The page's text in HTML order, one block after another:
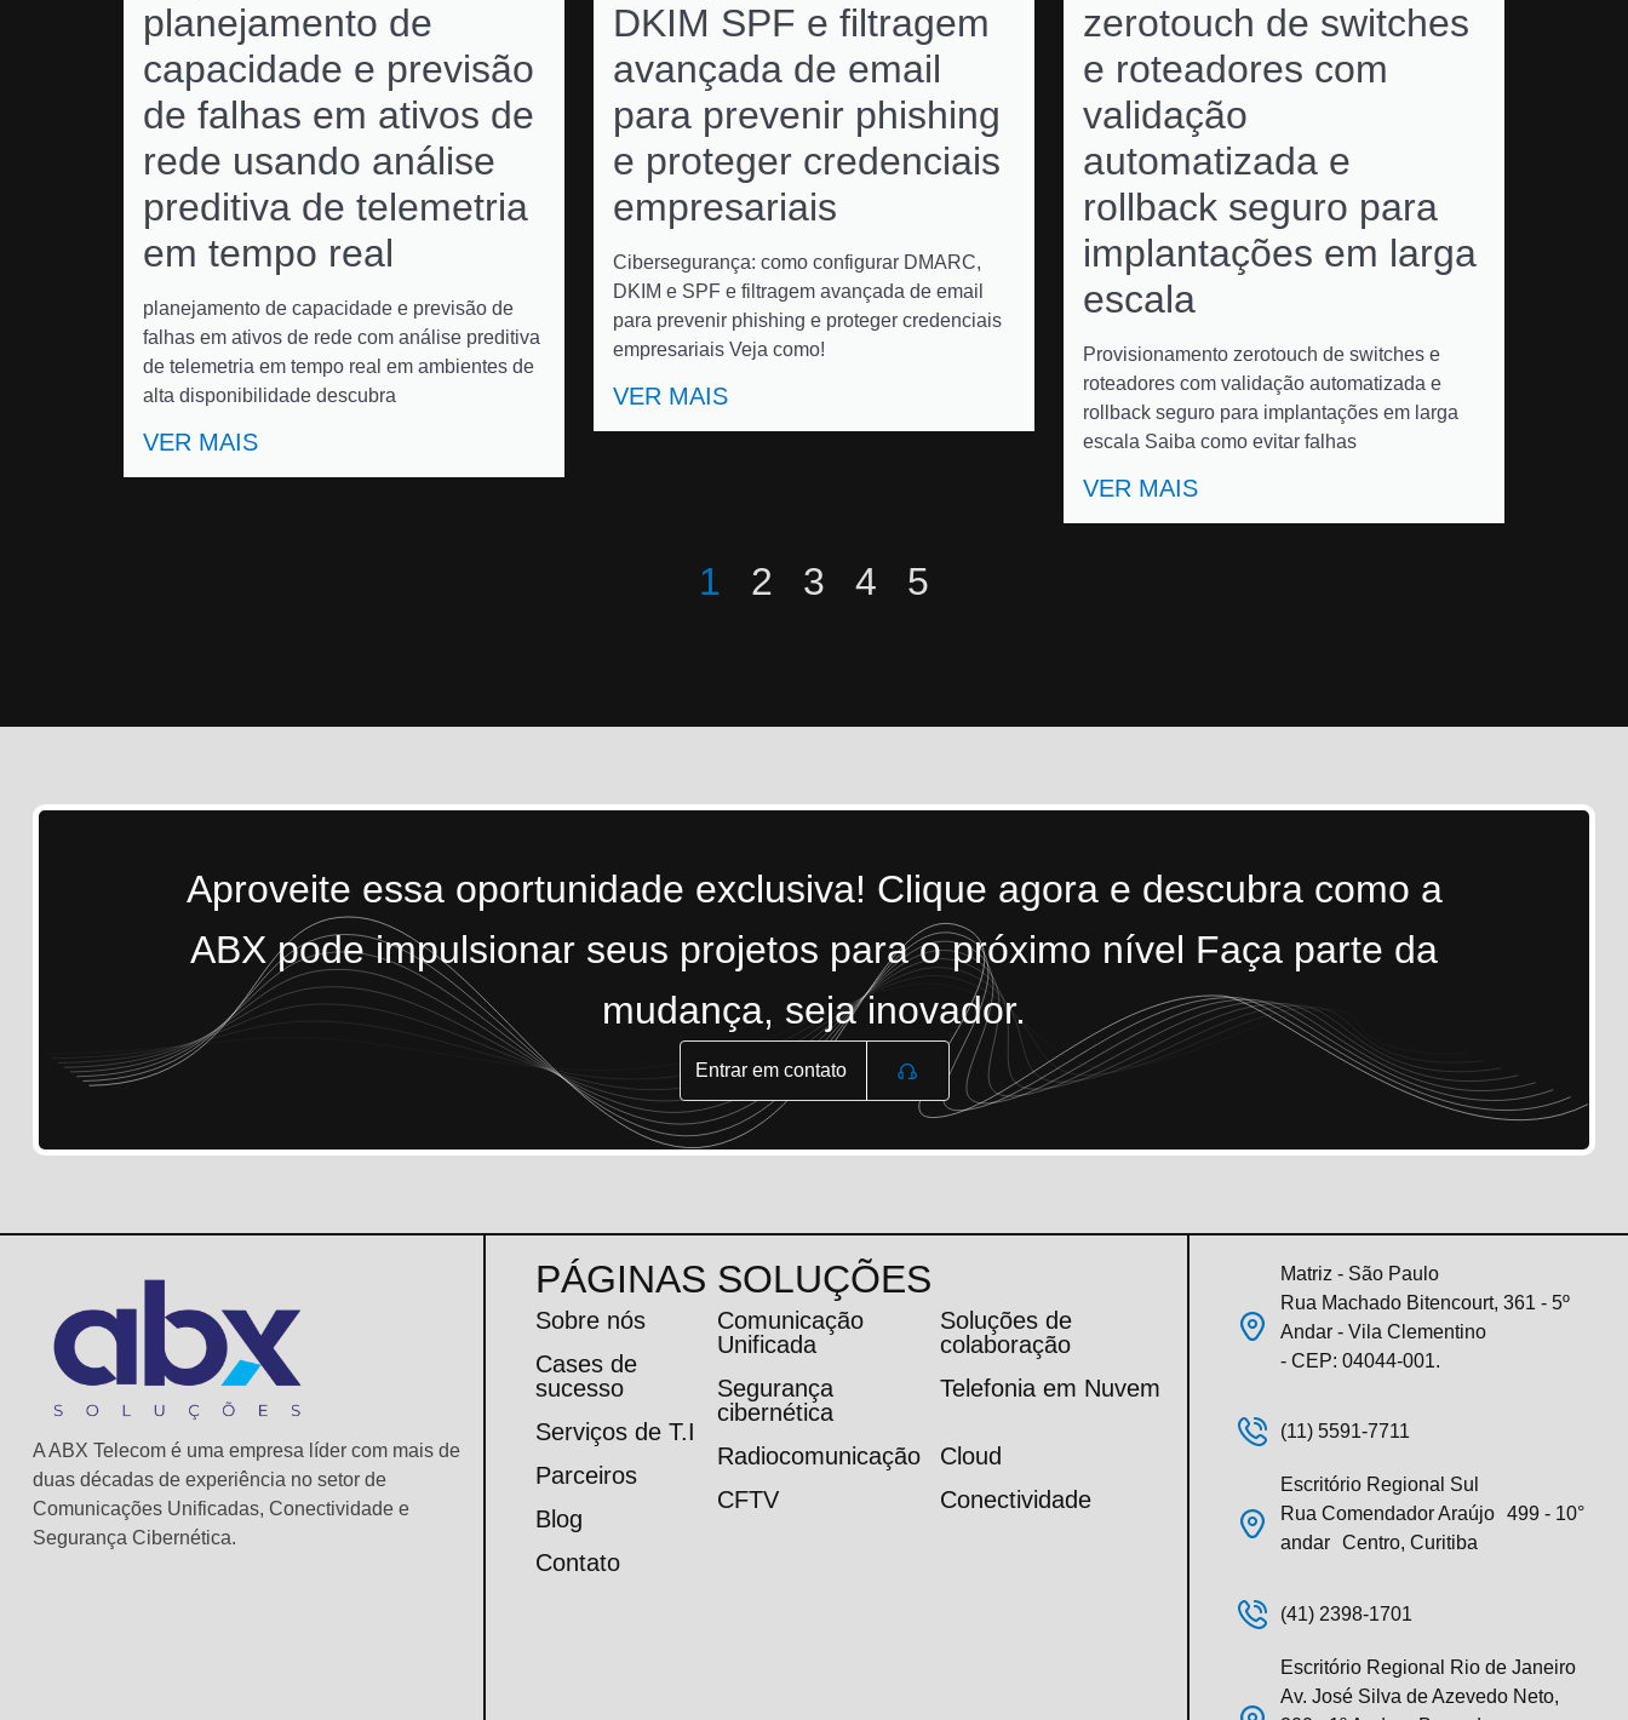
planejamento de
capacidade e previsão
de falhas em ativos de
rede usando análise
preditiva de telemetria
em tempo real
planejamento de capacidade e previsão de
falhas em ativos de rede com análise preditiva
de telemetria em tempo real em ambientes de
alta disponibilidade descubra
VER MAIS
DKIM SPF e filtragem
avançada de email
para prevenir phishing
e proteger credenciais
empresariais
Cibersegurança: como configurar DMARC,
DKIM e SPF e filtragem avançada de email
para prevenir phishing e proteger credenciais
empresariais Veja como!
VER MAIS
zerotouch de switches
e roteadores com
validação
automatizada e
rollback seguro para
implantações em larga
escala
Provisionamento zerotouch de switches e
roteadores com validação automatizada e
rollback seguro para implantações em larga
escala Saiba como evitar falhas
VER MAIS
1 2 3 4 5
Aproveite essa oportunidade exclusiva! Clique agora e descubra como a
ABX pode impulsionar seus projetos para o próximo nível Faça parte da
mudança, seja inovador.
Entrar em contato
A ABX Telecom é uma empresa líder com mais de
duas décadas de experiência no setor de
Comunicações Unificadas, Conectividade e
Segurança Cibernética.
PÁGINAS
Sobre nós
Cases de
sucesso
Serviços de T.I
Parceiros
Blog
Contato
SOLUÇÕES
Comunicação
Unificada
Soluções de
colaboração
Segurança
cibernética
Telefonia em Nuvem
Radiocomunicação
Cloud
CFTV
Conectividade
Matriz - São Paulo
Rua Machado Bitencourt, 361 - 5º
Andar - Vila Clementino
- CEP: 04044-001.
(11) 5591-7711
Escritório Regional Sul
Rua Comendador Araújo 499 - 10°
andar Centro, Curitiba
(41) 2398-1701
Escritório Regional Rio de Janeiro
Av. José Silva de Azevedo Neto,